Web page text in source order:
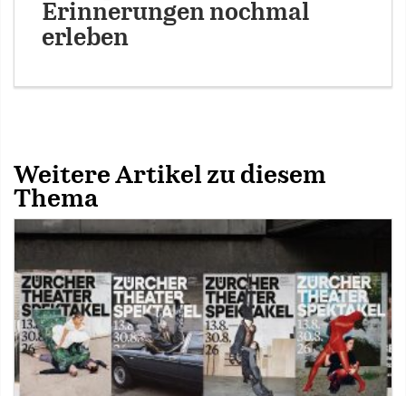
Erinnerungen nochmal
erleben
Weitere Artikel zu diesem
Thema